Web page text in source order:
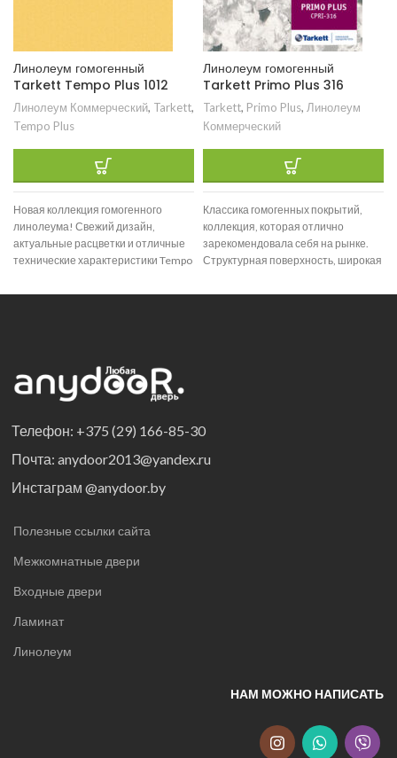
Линолеум гомогенный
Tarkett Tempo Plus 1012
Линолеум Коммерческий, Tarkett,
Tempo Plus
Новая коллекция гомогенного
линолеума! Свежий дизайн,
актуальные расцветки и отличные
технические характеристики Tempo
Линолеум гомогенный
Tarkett Primo Plus 316
Tarkett, Primo Plus, Линолеум
Коммерческий
Классика гомогенных покрытий,
коллекция, которая отлично
зарекомендовала себя на рынке.
Структурная поверхность, широкая
технические характеристики
Телефон: +375 (29) 166-85-30
Почта: anydoor2013@yandex.ru
Инстаграм @anydoor.by
Полезные ссылки сайта
Межкомнатные двери
Входные двери
Ламинат
Линолеум
НАМ МОЖНО НАПИСАТЬ